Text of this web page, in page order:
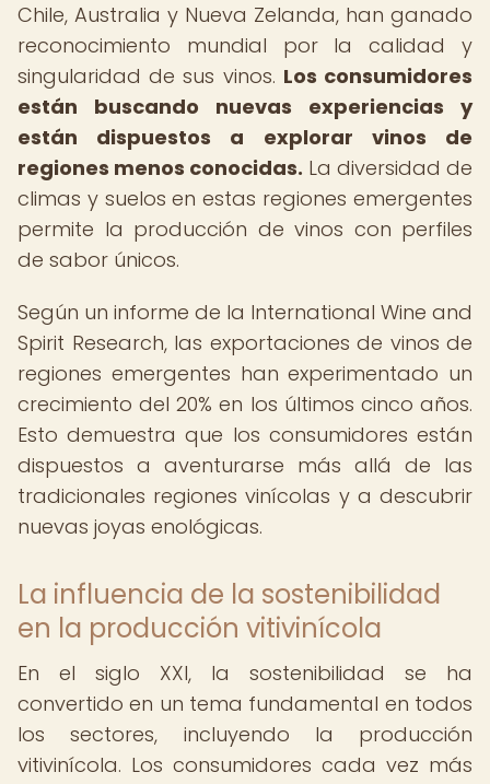
Chile, Australia y Nueva Zelanda, han ganado
reconocimiento mundial por la calidad y
singularidad de sus vinos. Los consumidores
están buscando nuevas experiencias y
están dispuestos a explorar vinos de
regiones menos conocidas. La diversidad de
climas y suelos en estas regiones emergentes
permite la producción de vinos con perfiles
de sabor únicos.
Según un informe de la International Wine and
Spirit Research, las exportaciones de vinos de
regiones emergentes han experimentado un
crecimiento del 20% en los últimos cinco años.
Esto demuestra que los consumidores están
dispuestos a aventurarse más allá de las
tradicionales regiones vinícolas y a descubrir
nuevas joyas enológicas.
La influencia de la sostenibilidad
en la producción vitivinícola
En el siglo XXI, la sostenibilidad se ha
convertido en un tema fundamental en todos
los sectores, incluyendo la producción
vitivinícola. Los consumidores cada vez más